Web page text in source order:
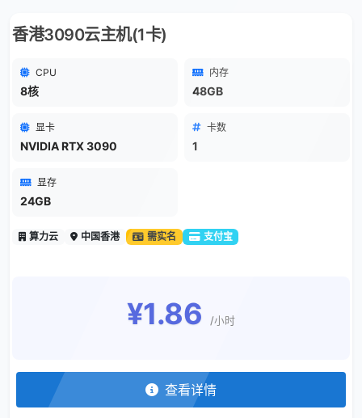
香港3090云主机(1卡)
CPU
8核
内存
48GB
显卡
NVIDIA RTX 3090
卡数
1
显存
24GB
算力云 中国香港 需实名 支付宝
¥1.86 /小时
查看详情